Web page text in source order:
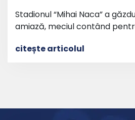
Stadionul “Mihai Naca” a
amiază, meciul contând
citește articolul